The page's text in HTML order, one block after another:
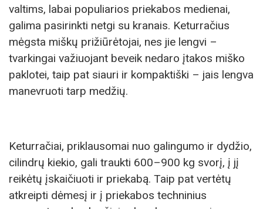
valtims, labai populiarios priekabos medienai,
galima pasirinkti netgi su kranais. Keturračius
mėgsta miškų prižiūrėtojai, nes jie lengvi –
tvarkingai važiuojant beveik nedaro įtakos miško
paklotei, taip pat siauri ir kompaktiški – jais lengva
manevruoti tarp medžių.
Keturračiai, priklausomai nuo galingumo ir dydžio,
cilindrų kiekio, gali traukti 600–900 kg svorį, į jį
reikėtų įskaičiuoti ir priekabą. Taip pat vertėtų
atkreipti dėmesį ir į priekabos techninius